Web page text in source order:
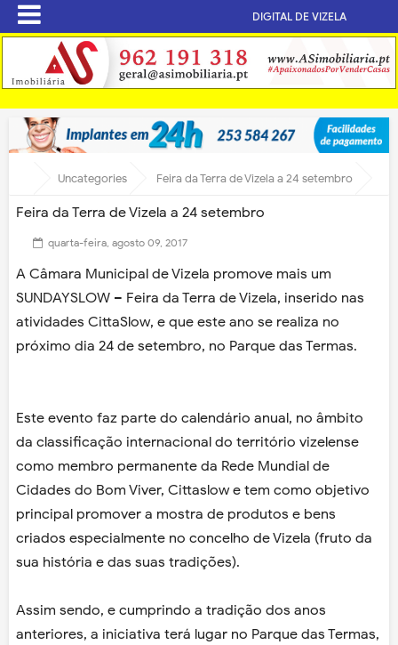
DIGITAL DE VIZELA
Uncategories Feira da Terra de Vizela a 24 setembro
Feira da Terra de Vizela a 24 setembro
quarta-feira, agosto 09, 2017
A Câmara Municipal de Vizela promove mais um
SUNDAYSLOW – Feira da Terra de Vizela, inserido nas
atividades CittaSlow, e que este ano se realiza no
próximo dia 24 de setembro, no Parque das Termas.
Este evento faz parte do calendário anual, no âmbito
da classificação internacional do território vizelense
como membro permanente da Rede Mundial de
Cidades do Bom Viver, Cittaslow e tem como objetivo
principal promover a mostra de produtos e bens
criados especialmente no concelho de Vizela (fruto da
sua história e das suas tradições).
Assim sendo, e cumprindo a tradição dos anos
anteriores, a iniciativa terá lugar no Parque das Termas,